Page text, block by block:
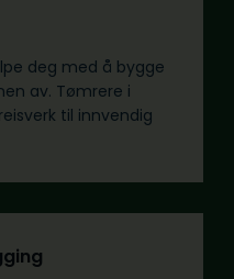
deg med å bygge
av. Tømrere i
til innvendig